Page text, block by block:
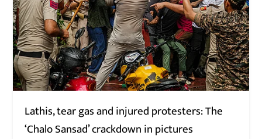
Lathis, tear gas and injured protesters: The
‘Chalo Sansad’ crackdown in pictures